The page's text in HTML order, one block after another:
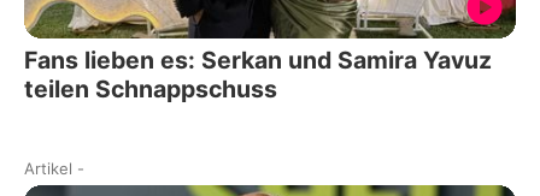
Fans lieben es: Serkan und Samira Yavuz
teilen Schnappschuss
Artikel -